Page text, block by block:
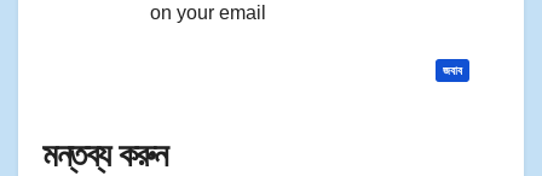
on your email
জবাব
মন্তব্য করুন